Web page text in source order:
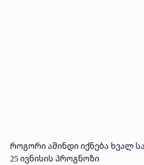
როგორი ამინდი იქნება ხვალ
25 ივნისის პროგნოზი